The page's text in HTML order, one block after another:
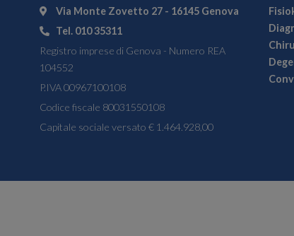
Via Monte Zovetto 27 - 16145 Genova
Tel. 010 35311
Registro imprese di Genova - Numero REA
104552
P.IVA 00967100108
Codice fiscale 80031550108
Capitale sociale versato € 1.464.928,00